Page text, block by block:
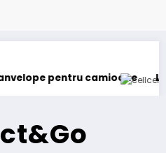
pentru camioane Lars